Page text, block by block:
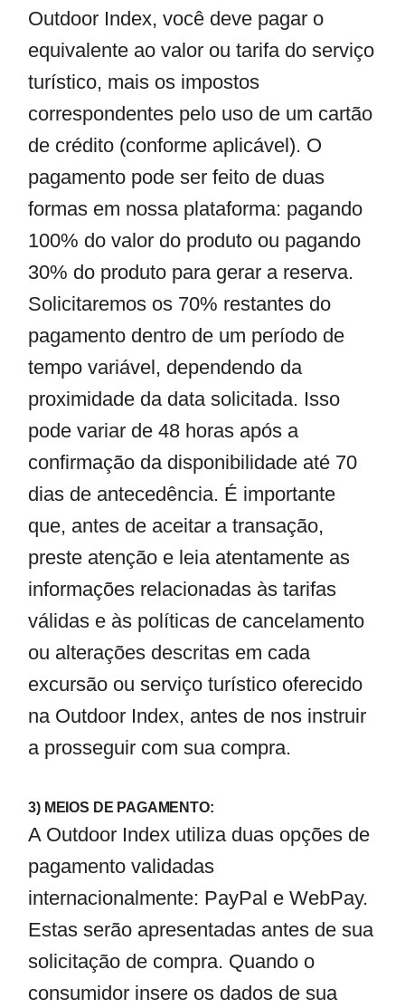
Outdoor Index, você deve pagar o
equivalente ao valor ou tarifa do serviço
turístico, mais os impostos
correspondentes pelo uso de um cartão
de crédito (conforme aplicável). O
pagamento pode ser feito de duas
formas em nossa plataforma: pagando
100% do valor do produto ou pagando
30% do produto para gerar a reserva.
Solicitaremos os 70% restantes do
pagamento dentro de um período de
tempo variável, dependendo da
proximidade da data solicitada. Isso
pode variar de 48 horas após a
confirmação da disponibilidade até 70
dias de antecedência. É importante
que, antes de aceitar a transação,
preste atenção e leia atentamente as
informações relacionadas às tarifas
válidas e às políticas de cancelamento
ou alterações descritas em cada
excursão ou serviço turístico oferecido
na Outdoor Index, antes de nos instruir
a prosseguir com sua compra.
3) MEIOS DE PAGAMENTO:
A Outdoor Index utiliza duas opções de
pagamento validadas
internacionalmente: PayPal e WebPay.
Estas serão apresentadas antes de sua
solicitação de compra. Quando o
consumidor insere os dados de sua